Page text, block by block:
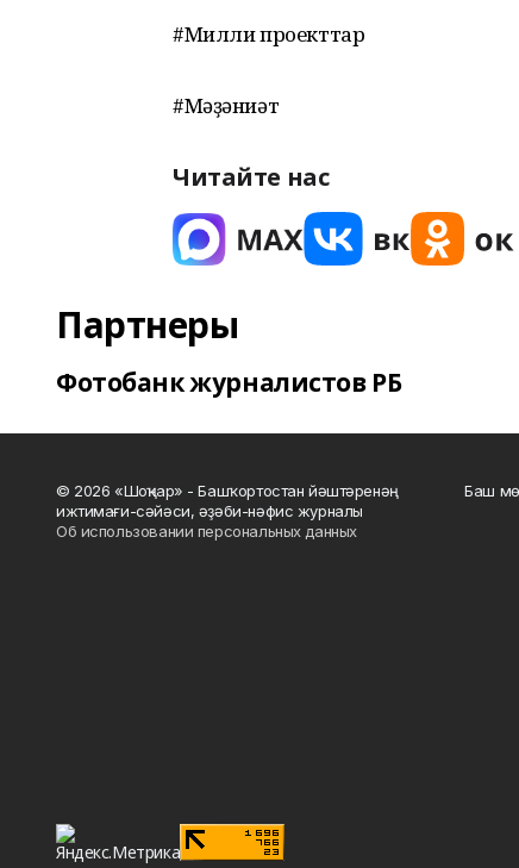
#Милли проекттар
#Мәҙәниәт
Читайте нас
Партнеры
Фотобанк журналистов РБ
© 2026 «Шоңҡар» - Башҡортостан йәштәренәң
ижтимағи-сәйәси, әҙәби-нәфис журналы
Об использовании персональных данных
Баш